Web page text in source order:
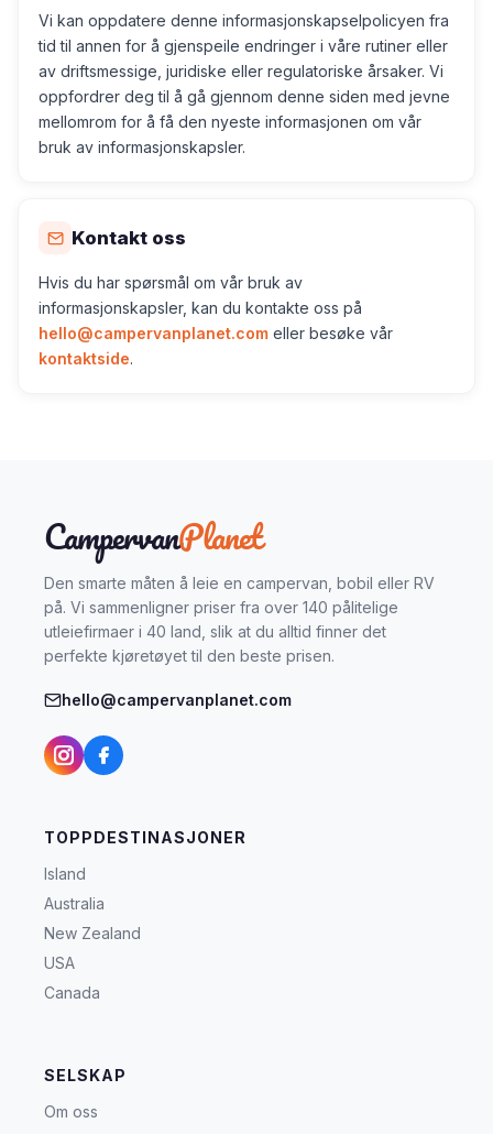
Vi kan oppdatere denne informasjonskapselpolicyen fra
tid til annen for å gjenspeile endringer i våre rutiner eller
av driftsmessige, juridiske eller regulatoriske årsaker. Vi
oppfordrer deg til å gå gjennom denne siden med jevne
mellomrom for å få den nyeste informasjonen om vår
bruk av informasjonskapsler.
Kontakt oss
Hvis du har spørsmål om vår bruk av
informasjonskapsler, kan du kontakte oss på
hello@campervanplanet.com eller besøke vår
kontaktside.
CampervanPlanet
Den smarte måten å leie en campervan, bobil eller RV
på. Vi sammenligner priser fra over 140 pålitelige
utleiefirmaer i 40 land, slik at du alltid finner det
perfekte kjøretøyet til den beste prisen.
hello@campervanplanet.com
TOPPDESTINASJONER
Island
Australia
New Zealand
USA
Canada
SELSKAP
Om oss